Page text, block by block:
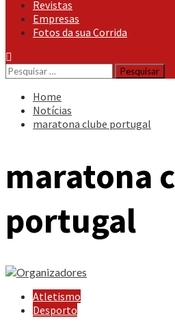
Revistas
Empresas
Fotos da sua Corrida
Pesquisar
por:
Home
Notícias
maratona clube portugal
maratona
portugal
Atletismo
Desporto